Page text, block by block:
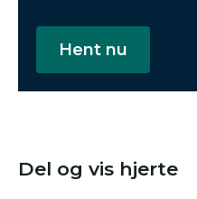
Hent nu
Del og vis hjerte